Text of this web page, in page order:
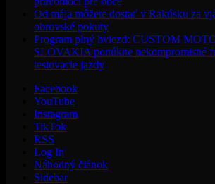
Od mája môžete dostať v Rakúsku za
obrovské pokuty
Program plný hviezd: CUSTOM
SLOVAKIA ponúkne nekompromisné
testovacie jazdy
Facebook
YouTube
Instagram
TikTok
RSS
Log In
Náhodný článok
Sidebar